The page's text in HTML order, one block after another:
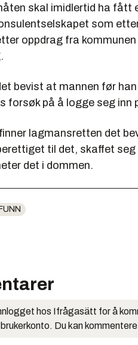
skal imidlertid ha fått
som
oppdrag fra
bevist at mannen før
forsøk på å logge seg inn
lagmansretten det
til det, skaffet
det i dommen.
hos Ifrågasätt for å
Du kan